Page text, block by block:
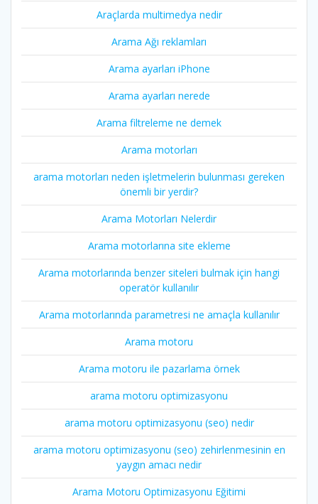
Araçlarda multimedya nedir
Arama Ağı reklamları
Arama ayarları iPhone
Arama ayarları nerede
Arama filtreleme ne demek
Arama motorları
arama motorları neden işletmelerin bulunması gereken
önemli bir yerdir?
Arama Motorları Nelerdir
Arama motorlarına site ekleme
Arama motorlarında benzer siteleri bulmak için hangi
operatör kullanılır
Arama motorlarında parametresi ne amaçla kullanılır
Arama motoru
Arama motoru ile pazarlama örnek
arama motoru optimizasyonu
arama motoru optimizasyonu (seo) nedir
arama motoru optimizasyonu (seo) zehirlenmesinin en
yaygın amacı nedir
Arama Motoru Optimizasyonu Eğitimi